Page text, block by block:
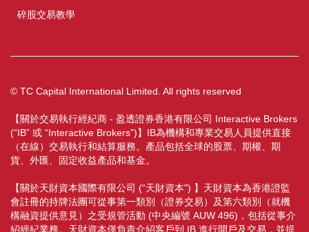
碎股交易教學
© TC Capital International Limited. All rights reserved
【關於交易執行經紀商 - 盈透證券香港有限公司 Interactive Brokers
(“IB” 或 “Interactive Brokers”)】IB為機構和專業交易人員提供直接
（在線）交易執行和結算服務。產品包括全球的股票、期權、期
貨、外匯、固定收益產品和基金。
【關於天財資本國際有限公司 (“天財資本") 】天財資本為香港證監
會註冊的持牌法團可從事第一類別（證券交易）及第六類別（就機
構融資提供意見）之受規管活動 (中央編號 AUW 496)，包括從事介
紹經紀業務。天財資本僅負責介紹客戶到 IB 進行開戶及交易，並提